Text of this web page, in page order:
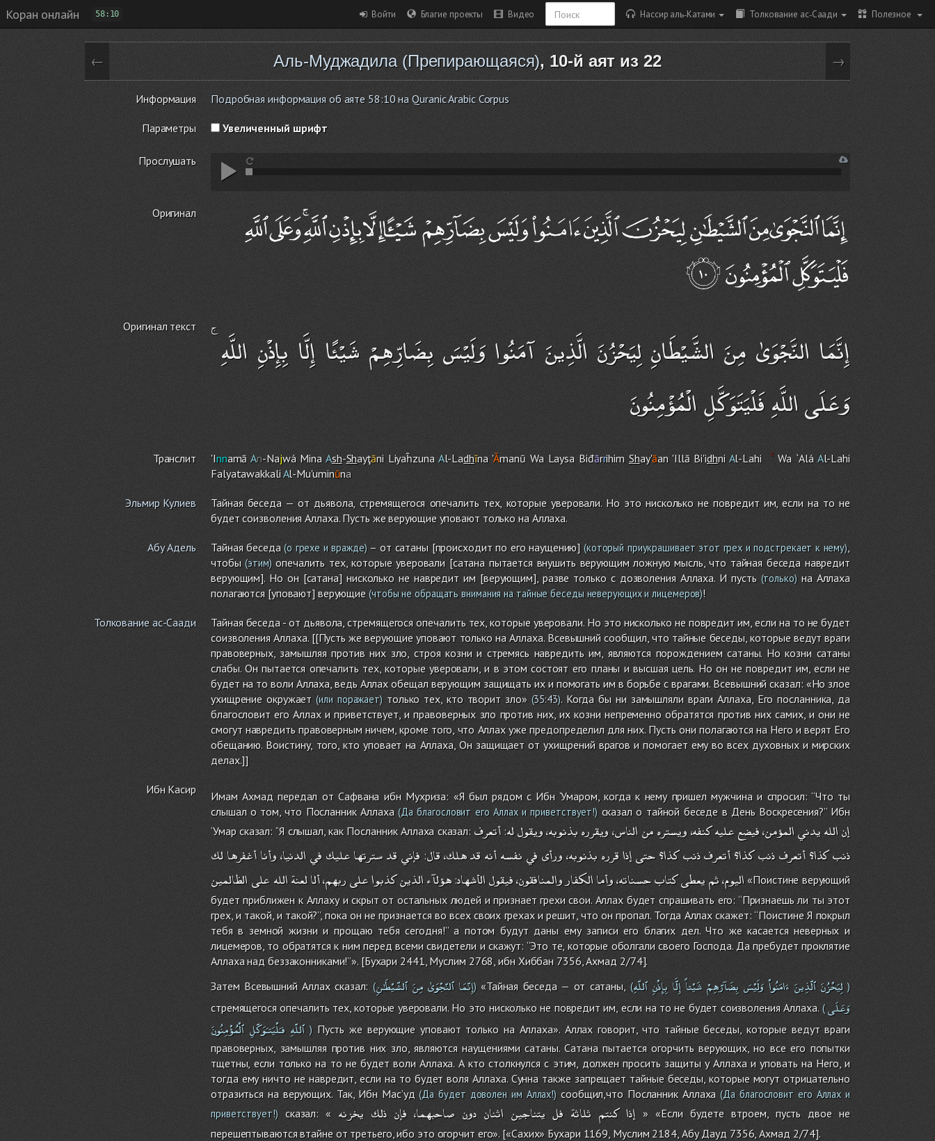
Коран онлайн 58:10 Войти Благие проекты Видео Нассир аль-Катами Толкование ас-Саади Полезное
← Аль-Муджадила (Препирающаяся), 10-й аят из 22 →
Информация Подробная информация об аяте 58:10 на Quranic Arabic Corpus
Параметры Увеличенный шрифт
Прослушать
Оригинал
Оригинал текст
إِنَّمَا النَّجْوَىٰ مِنَ الشَّيْطَانِ لِيَحْزُنَ الَّذِينَ آمَنُوا وَلَيْسَ بِضَارِّهِمْ شَيْئًا إِلَّا بِإِذْنِ اللَّهِ ۚ
وَعَلَى اللَّهِ فَلْيَتَوَكَّلِ الْمُؤْمِنُونَ
Транслит 'Innamā An-Najwá MinaAsh-Shayţāni LiyaĥzunaAl-Ladhīna 'Āmanū Wa Laysa Biđārrihim Shay'āan 'Illā Bi'idhniAl-Lahi Wa `AláAl-Lahi
FalyatawakkaliAl-Mu'uminūna
Эльмир Кулиев
Тайная беседа — от дьявола, стремящегося опечалить тех, которые уверовали. Но это нисколько не повредит им, если на то не
будет соизволения Аллаха. Пусть же верующие уповают только на Аллаха.
Абу Адель Тайная беседа(о грехе и вражде)– от сатаны [происходит по его наущению] (который приукрашивает этот грех и подстрекает к нему)
чтобы(этим)опечалить тех, которые уверовали [сатана пытается внушить верующим ложную мысль, что тайная беседа навредит
верующим]. Но он [сатана] нисколько не навредит им [верующим], разве только с дозволения Аллаха. И пусть(только)на Аллаха
полагаются [уповают] верующие (чтобы не обращать внимания на тайные беседы неверующих и лицемеров)!
Толкование ас-Саади
Тайная беседа - от дьявола, стремящегося опечалить тех, которые уверовали. Но это нисколько не повредит им, если на то не будет
соизволения Аллаха. [[Пусть же верующие уповают только на Аллаха. Всевышний сообщил, что тайные беседы, которые ведут враги
правоверных, замышляя против них зло, строя козни и стремясь навредить им, являются порождением сатаны. Но козни сатаны
слабы. Он пытается опечалить тех, которые уверовали, и в этом состоят его планы и высшая цель. Но он не повредит им, если не
будет на то воли Аллаха, ведь Аллах обещал верующим защищать их и помогать им в борьбе с врагами. Всевышний сказал: «Но злое
ухищрение окружает (или поражает)только тех, кто творит зло»(35:43). Когда бы ни замышляли враги Аллаха, Его посланника, да
благословит его Аллах и приветствует, и правоверных зло против них, их козни непременно обратятся против них самих, и они не
смогут навредить правоверным ничем, кроме того, что Аллах уже предопределил для них. Пусть они полагаются на Него и верят Его
обещанию. Воистину, того, кто уповает на Аллаха, Он защищает от ухищрений врагов и помогает ему во всех духовных и мирских
делах.]]
Ибн Касир
Имам Ахмад передал от Сафвана ибн Мухриза: «Я был рядом с Ибн ‘Умаром, когда к нему пришел мужчина и спросил: ‘‘Что ты
слышал о том, что Посланник Аллаха(Да благословит его Аллах и приветствует!) сказал о тайной беседе в День Воскресения?’’ Ибн
‘Умар сказал: ‘‘Я слышал, как Посланник Аллаха сказал:
إناللهيدنيالمؤمن،فيضععليهكنفه،ويسترهمنالناس،ويقررهبذنوبه،ويقولله:أتعرف
ذنبكذا؟أتعرفذنبكذا؟أتعرفذنبكذا؟حتىإذاقررهبذنوبه،ورأىفينفسهأنهقدهلك،قال: فإنيقدسترتهاعليكفيالدنيا،وأناأغفرهالك
اليوم،ثميعطىكتابحسناته،وأماالكفاروالمنافقون،فيقولالأشهاد:هؤلآءالذينكذبواعلىربهم،ألالعنةاللهعلىالظالمين
«Поистине верующий
будет приближен к Аллаху и скрыт от остальных людей и признает грехи свои. Аллах будет спрашивать его: ‘‘Признаешь ли ты этот
грех, и такой, и такой?’’, пока он не признается во всех своих грехах и решит, что он пропал. Тогда Аллах скажет: ‘‘Поистине Я покрыл
тебя в земной жизни и прощаю тебя сегодня!’’ а потом будут даны ему записи его благих дел. Что же касается неверных и
лицемеров, то обратятся к ним перед всеми свидетели и скажут: ‘‘Это те, которые оболгали своего Господа. Да пребудет проклятие
Аллаха над беззаконниками!’’». [Бухари 2441, Муслим 2768, ибн Хиббан 7356, Ахмад 2/74].
Затем Всевышний Аллах сказал: ( إِنّمَا ٱلنّجْوَىٰ مِنَ ٱلشّيْطَـٰنِ )«Тайная беседа — от сатаны, ( لِيَحْزُنَ ٱلّذِينَ ءَامَنُواْوَلَيْسَ بِضَآرّهِمْ شَيْئاًإِلَّا بِإِذْنِ ٱللّهِ )
стремящегося опечалить тех, которые уверовали. Но это нисколько не повредит им, если на то не будет соизволения Аллаха. (وَعَلَى
ٱللّهِ فـَلْيَتـَوَكّلِ ٱلْمُؤْمِنُونَ )Пусть же верующие уповают только на Аллаха». Аллах говорит, что тайные беседы, которые ведут враги
правоверных, замышляя против них зло, являются наущениями сатаны. Сатана пытается огорчить верующих, но все его попытки
тщетны, если только на то не будет воли Аллаха. А кто столкнулся с этим, должен просить защиты у Аллаха и уповать на Него, и
тогда ему ничто не навредит, если на то будет воля Аллаха. Сунна также запрещает тайные беседы, которые могут отрицательно
отразиться на верующих. Так, Ибн Мас’уд (Да будет доволен им Аллах!) сообщил,что Посланник Аллаха (Да благословит его Аллах и
приветствует!)сказал: « إذا كنتم ثلاثة فل يتناجين اثنان دون صاحبهما، فإن ذلك يخزنه
» «Если будете втроем, пусть двое не
перешептываются втайне от третьего, ибо это огорчит его». [«Сахих» Бухари 1169, Муслим 2184, Абу Дауд 7356, Ахмад 2/74].